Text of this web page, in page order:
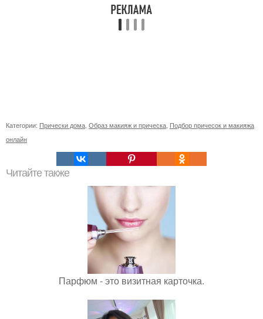
Категории: Прически дома Образ макияж и прическа Подбор причесок и макияжа
онлайн
Читайте также
Парфюм - это визитная карточка.